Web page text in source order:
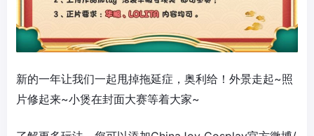
新的一年让我们一起甩掉拖延症，奥利给！外景走起~照
片修起来~小煲在封面大赛等着大家~